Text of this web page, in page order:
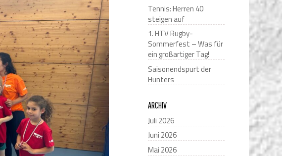
Tennis: Herren 40
steigen auf
1. HTV Rugby-
Sommerfest – Was für
ein großartiger Tag!
Saisonendspurt der
Hunters
ARCHIV
Juli 2026
Juni 2026
Mai 2026